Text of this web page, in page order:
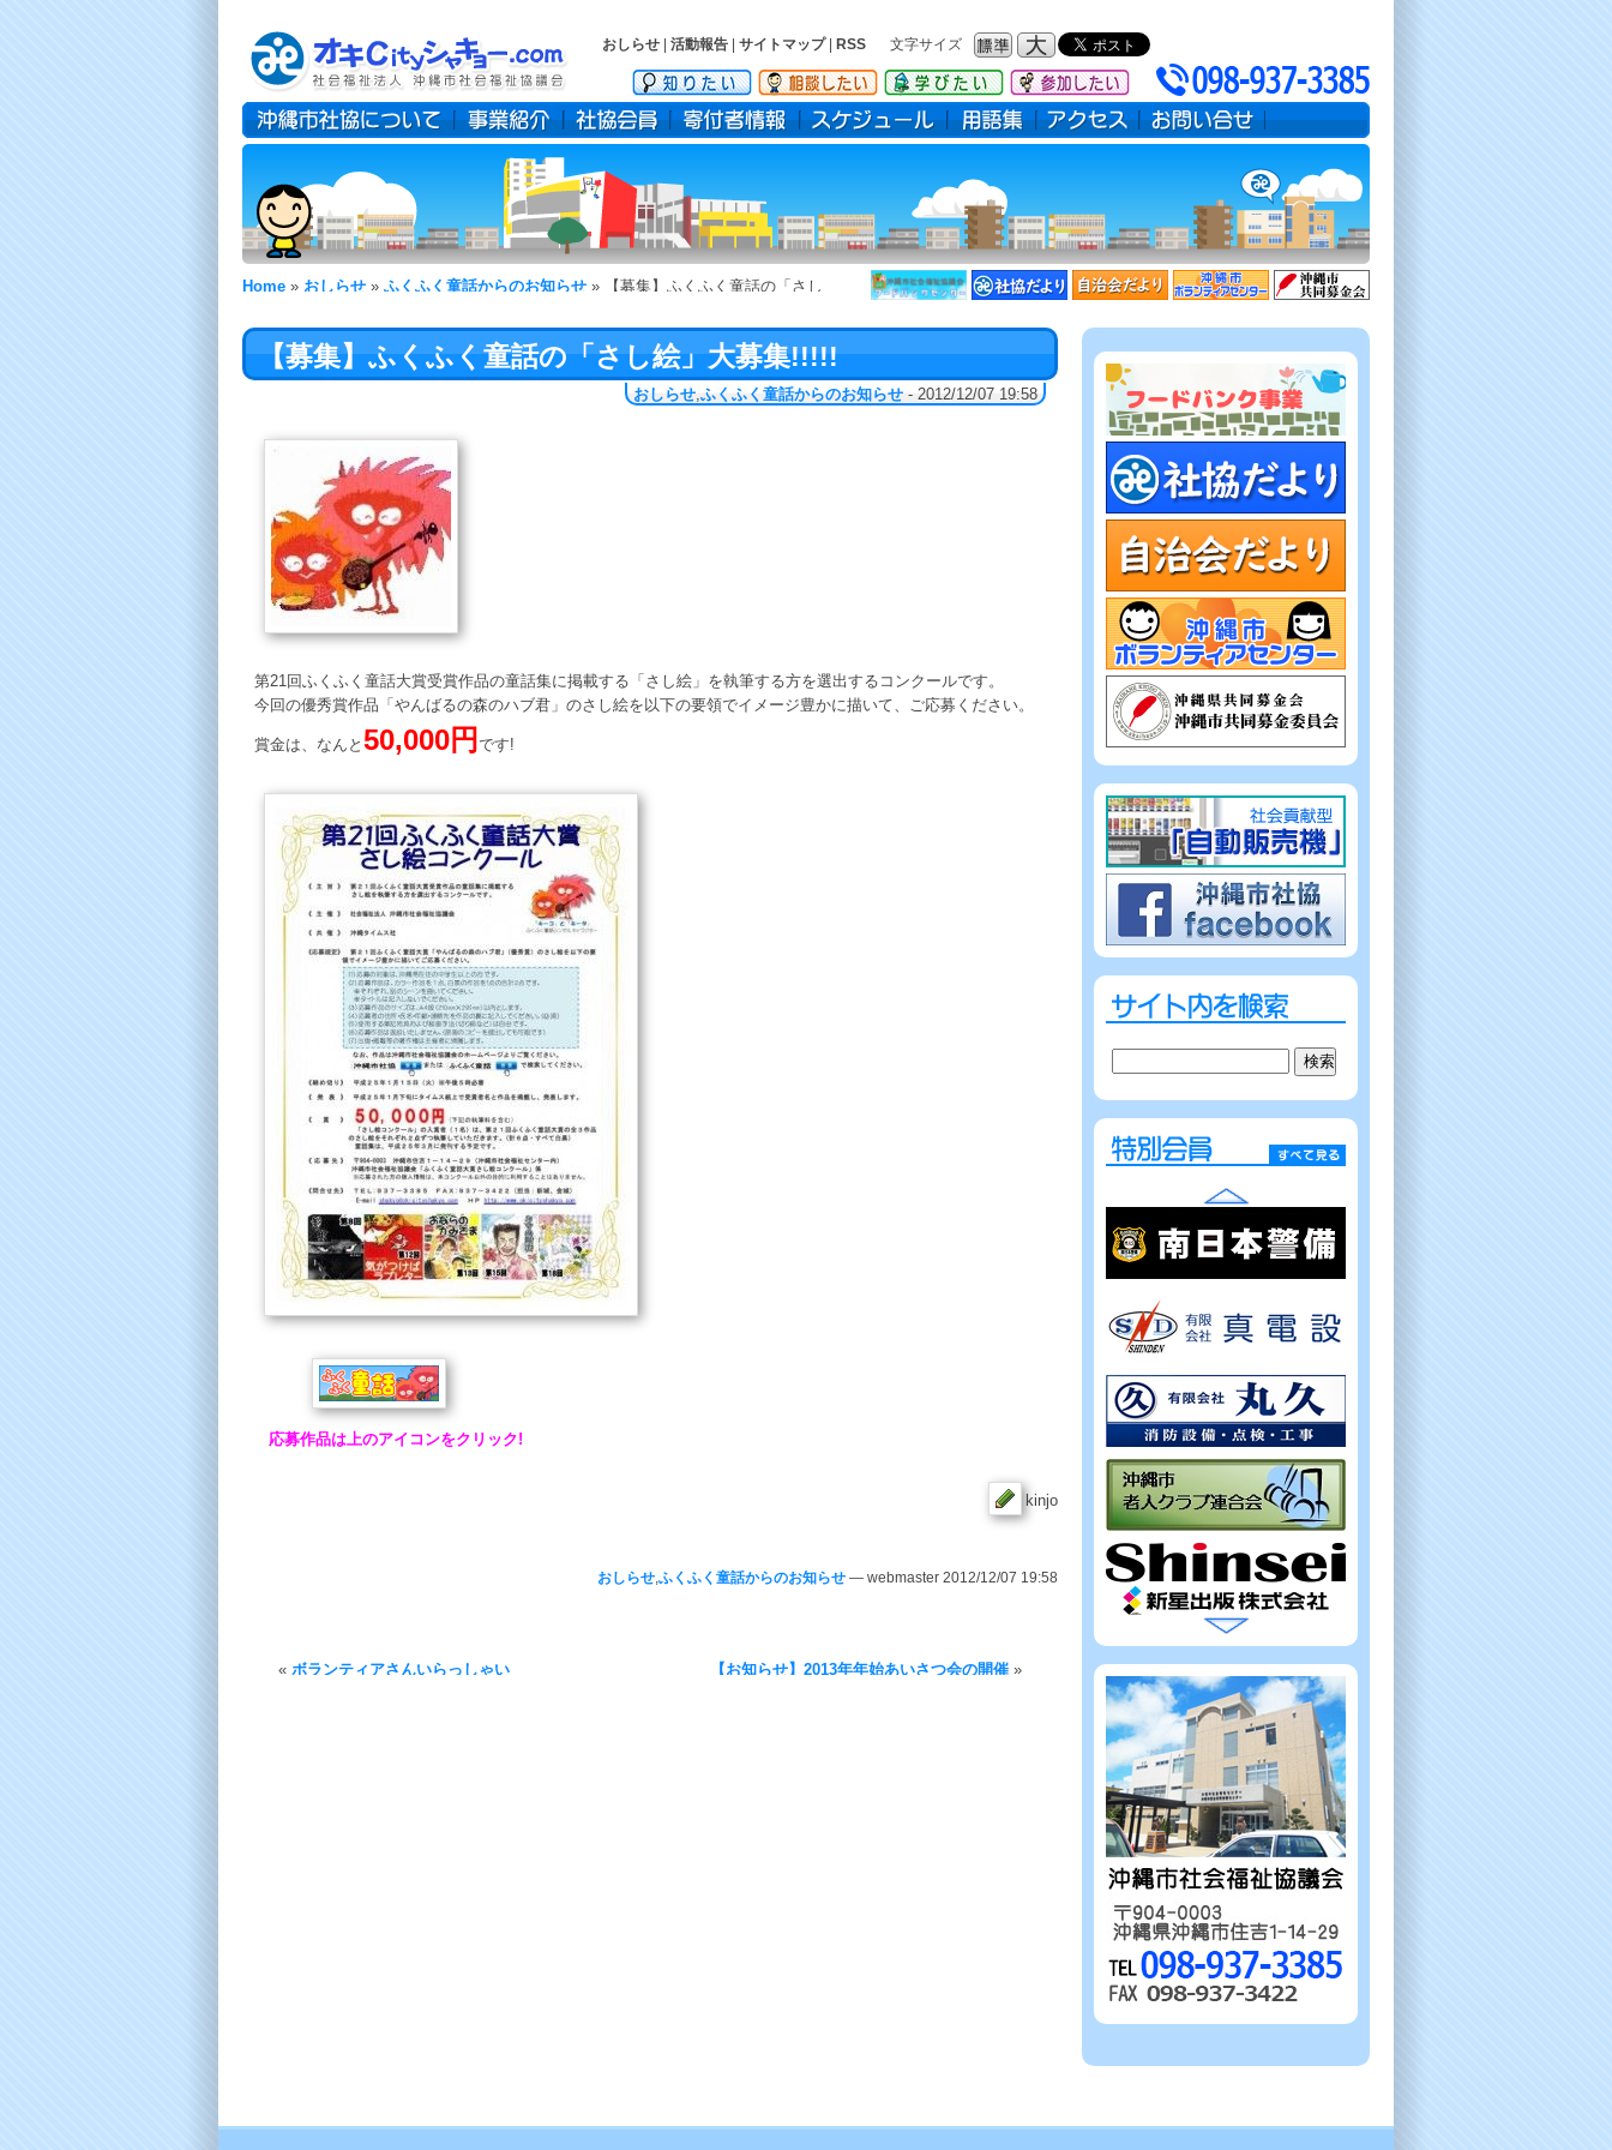
おしらせ | 活動報告 | サイトマップ| RSS 文字サイズ
フォ
ント
サイ
ズ：
フォ
ント
サイ
ズ：
Home » おしらせ » ふくふく童話からのお知らせ »
【募集】ふくふく童話の「さし
【募集】ふくふく童話の「さし絵」大募集!!!!!
おしらせ,ふくふく童話からのお知らせ - 2012/12/07 19:58
第21回ふくふく童話大賞受賞作品の童話集に掲載する「さし絵」を執筆する方を選出するコンクールです。
今回の優秀賞作品「やんばるの森のハブ君」のさし絵を以下の要領でイメージ豊かに描いて、ご応募ください。
賞金は、なんと 50,000円 です!
応募作品は上のアイコンをクリック!
kinjo
おしらせ ふくふく童話からのお知らせ — webmaster 2012/12/07 19:58
« ボランティアさんいらっしゃい 【お知らせ】2013年年始あいさつ会の開催 »